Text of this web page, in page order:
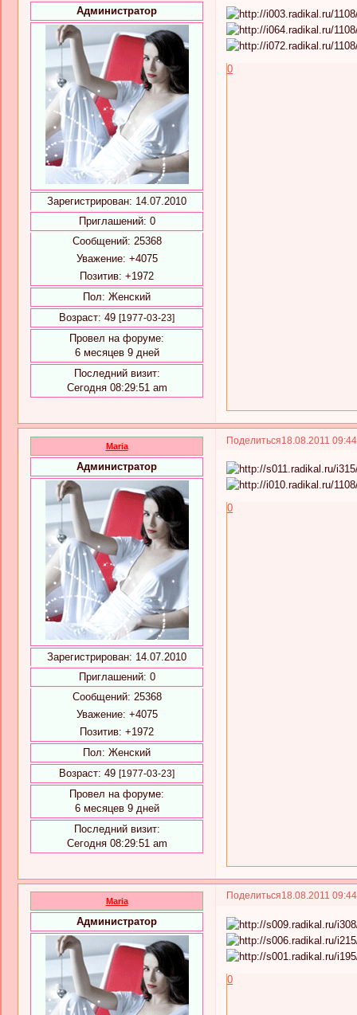
Администратор
Зарегистрирован: 14.07.2010
Приглашений: 0
Сообщений: 25368
Уважение: +4075
Позитив: +1972
Пол: Женский
Возраст: 49 [1977-03-23]
Провел на форуме:
6 месяцев 9 дней
Последний визит:
Сегодня 08:29:51 am
0
Поделиться18.08.2011
Maria
Администратор
Зарегистрирован: 14.07.2010
Приглашений: 0
Сообщений: 25368
Уважение: +4075
Позитив: +1972
Пол: Женский
Возраст: 49 [1977-03-23]
Провел на форуме:
6 месяцев 9 дней
Последний визит:
Сегодня 08:29:51 am
0
Поделиться18.08.2011
Maria
Администратор
0